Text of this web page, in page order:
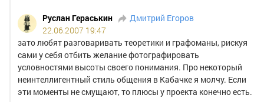
клон
будет
удален.
Руслан Гераськин
Дмитрий Егоров
22.06.2007 19:47
зато любят разговаривать теоретики и графоманы, рискуя
сами у себя отбить желание фотографировать
условностями высоты своего понимания. Про некоторый
неинтеллигентный стиль общения в Кабачке я молчу. Если
эти моменты не смущают, то плюсы у проекта конечно есть.